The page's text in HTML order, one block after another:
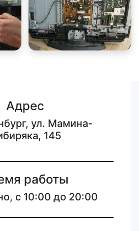
Адрес
ул. Мамина-
145
работы
с 10:00 до 20:00